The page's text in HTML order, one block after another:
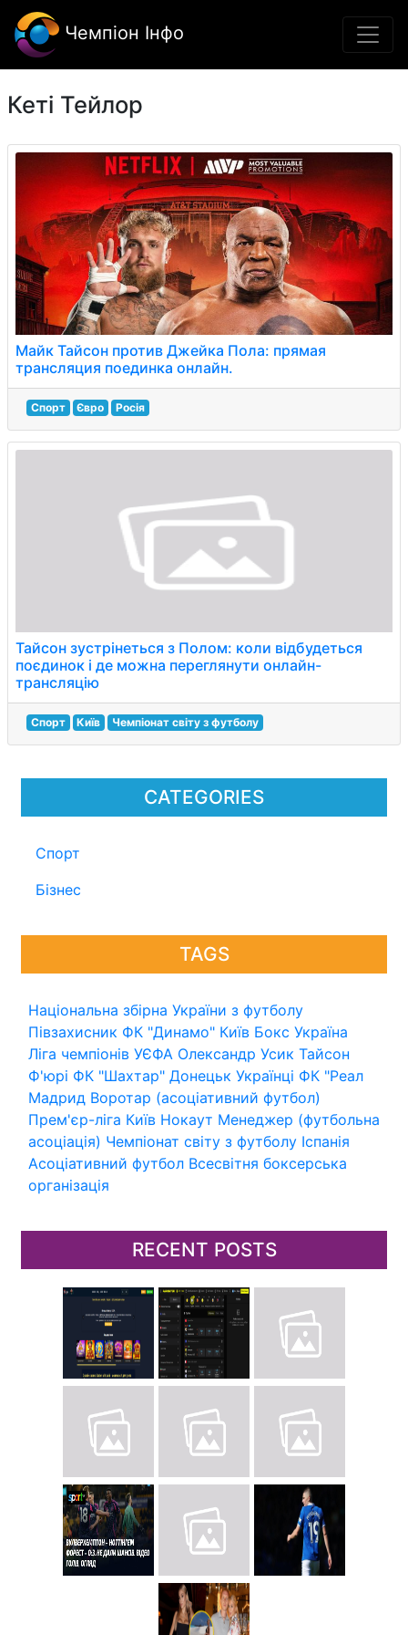
Чемпіон Інфо
CATEGORIES
Спорт
Бізнес
TAGS
Національна збірна України з футболу
Півзахисник ФК "Динамо" Київ Бокс Україна
Ліга чемпіонів УЄФА Олександр Усик Тайсон
Ф'юрі ФК "Шахтар" Донецьк Українці ФК "Реал
Мадрид Воротар (асоціативний футбол)
Прем'єр-ліга Київ Нокаут Менеджер (футбольна
асоціація) Чемпіонат світу з футболу Іспанія
Асоціативний футбол Всесвітня боксерська
організація
RECENT POSTS
Кеті Тейлор
Майк Тайсон против Джейка Пола: прямая
трансляция поединка онлайн.
Спорт Євро Росія
Тайсон зустрінеться з Полом: коли відбудеться
поєдинок і де можна переглянути онлайн-
трансляцію
Спорт Київ Чемпіонат світу з футболу